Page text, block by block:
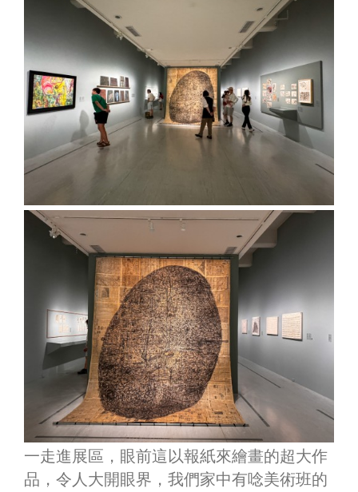
一走進展區，眼前這以報紙來繪畫的超大作
品，令人大開眼界，我們家中有唸美術班的